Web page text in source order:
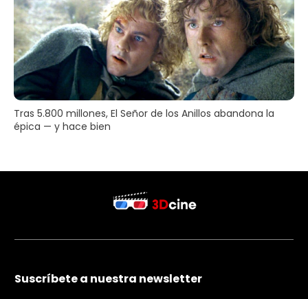
Tras 5.800 millones, El Señor de los Anillos abandona la
épica — y hace bien
Suscríbete a nuestra newsletter